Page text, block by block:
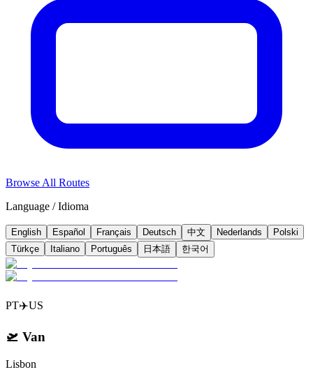
Browse All Routes
Language / Idioma
English Español Français Deutsch 中文 Nederlands
Polski
Türkçe
Italiano Português 日本語 한국어
PT✈️US
🛫 Van
Lisbon